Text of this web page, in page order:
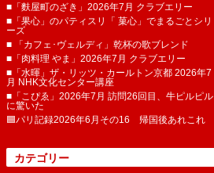
■「麩屋町のざき」2026年7月 クラブエリー
■「果心」のパティスリ「 菓​心」でまるごとシリ
ーズ
■ 「カフェ･ヴェルディ」乾杯の歌ブレンド
■「肉料理 やま」2026年7月 クラブエリー
■「水暉」ザ・リッツ・カールトン京都 2026年7
月 NHK文化センター講座
■「こぴゑ」2026年7月 訪問26回目、牛ピルピル
に驚いた
🟦パリ記録2026年6月その16 帰国後あれこれ
カテゴリー